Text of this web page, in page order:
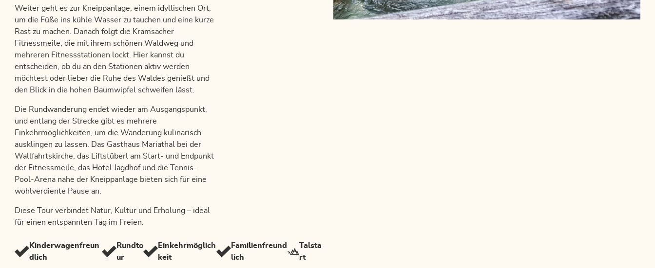
Weiter geht es zur Kneippanlage, einem idyllischen Ort,
um die Füße ins kühle Wasser zu tauchen und eine kurze
Rast zu machen. Danach folgt die Kramsacher
Fitnessmeile, die mit ihrem schönen Waldweg und
mehreren Fitnessstationen lockt. Hier kannst du
entscheiden, ob du an den Stationen aktiv werden
möchtest oder lieber die Ruhe des Waldes genießt und
den Blick in die hohen Baumwipfel schweifen lässt.
Die Rundwanderung endet wieder am Ausgangspunkt,
und entlang der Strecke gibt es mehrere
Einkehrmöglichkeiten, um die Wanderung kulinarisch
ausklingen zu lassen. Das Gasthaus Mariathal bei der
Wallfahrtskirche, das Liftstüberl am Start- und Endpunkt
der Fitnessmeile, das Hotel Jagdhof und die Tennis-
Pool-Arena nahe der Kneippanlage bieten sich für eine
wohlverdiente Pause an.
Diese Tour verbindet Natur, Kultur und Erholung – ideal
für einen entspannten Tag im Freien.
Kinderwagenfreun
dlich
Rundto
ur
Einkehrmöglich
keit
Familienfreund
lich
Talsta
rt